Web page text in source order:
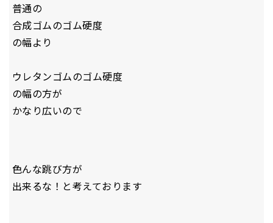
普通の
合成ゴムのゴム硬度
の幅より
ウレタンゴムのゴム硬度
の幅の方が
かなり広いので
色んな跳び方が
出来るな！と考えております